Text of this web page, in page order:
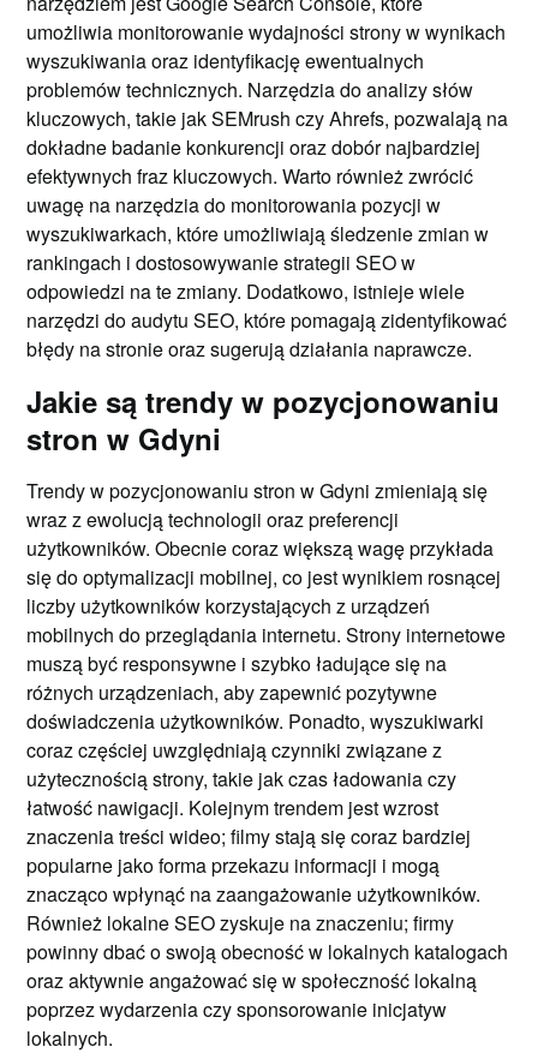
umożliwia monitorowanie wydajności strony w wynikach
wyszukiwania oraz identyfikację ewentualnych
problemów technicznych. Narzędzia do analizy słów
kluczowych, takie jak SEMrush czy Ahrefs, pozwalają na
dokładne badanie konkurencji oraz dobór najbardziej
efektywnych fraz kluczowych. Warto również zwrócić
uwagę na narzędzia do monitorowania pozycji w
wyszukiwarkach, które umożliwiają śledzenie zmian w
rankingach i dostosowywanie strategii SEO w
odpowiedzi na te zmiany. Dodatkowo, istnieje wiele
narzędzi do audytu SEO, które pomagają zidentyfikować
błędy na stronie oraz sugerują działania naprawcze.
Jakie są trendy w pozycjonowaniu
stron w Gdyni
Trendy w pozycjonowaniu stron w Gdyni zmieniają się
wraz z ewolucją technologii oraz preferencji
użytkowników. Obecnie coraz większą wagę przykłada
się do optymalizacji mobilnej, co jest wynikiem rosnącej
liczby użytkowników korzystających z urządzeń
mobilnych do przeglądania internetu. Strony internetowe
muszą być responsywne i szybko ładujące się na
różnych urządzeniach, aby zapewnić pozytywne
doświadczenia użytkowników. Ponadto, wyszukiwarki
coraz częściej uwzględniają czynniki związane z
użytecznością strony, takie jak czas ładowania czy
łatwość nawigacji. Kolejnym trendem jest wzrost
znaczenia treści wideo; filmy stają się coraz bardziej
popularne jako forma przekazu informacji i mogą
znacząco wpłynąć na zaangażowanie użytkowników.
Również lokalne SEO zyskuje na znaczeniu; firmy
powinny dbać o swoją obecność w lokalnych katalogach
oraz aktywnie angażować się w społeczność lokalną
poprzez wydarzenia czy sponsorowanie inicjatyw
lokalnych.